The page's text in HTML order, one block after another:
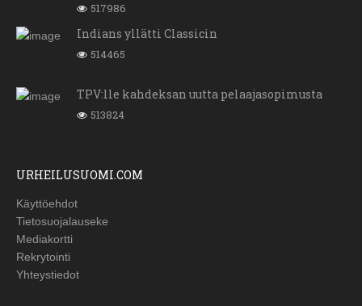
517986
Indians yllätti Classicin
514465
TPV:lle kahdeksan uutta pelaajasopimusta
513824
URHEILUSUOMI.COM
Käyttöehdot
Tietosuojalauseke
Mediakortti
Rekrytointi
Yhteystiedot